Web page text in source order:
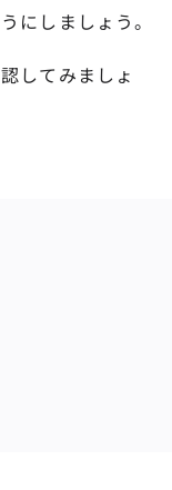
にしましょう。
してみましょ